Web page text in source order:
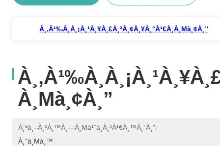
À¸‚à¹‰à¸­à¸¡à¸¹à¸¥à¸£à¸²à¸¢à¸¥à¸°à¹€à¸­à¸µà¸¢à¸”
À¸µà¸¢à¸”
À¸ªà¸–À¸²à¸™à¸—À¸µà¹ˆà¸à¸³à¹€à¸™à¸´à¸”:
À¸ˆà¸µà¸™